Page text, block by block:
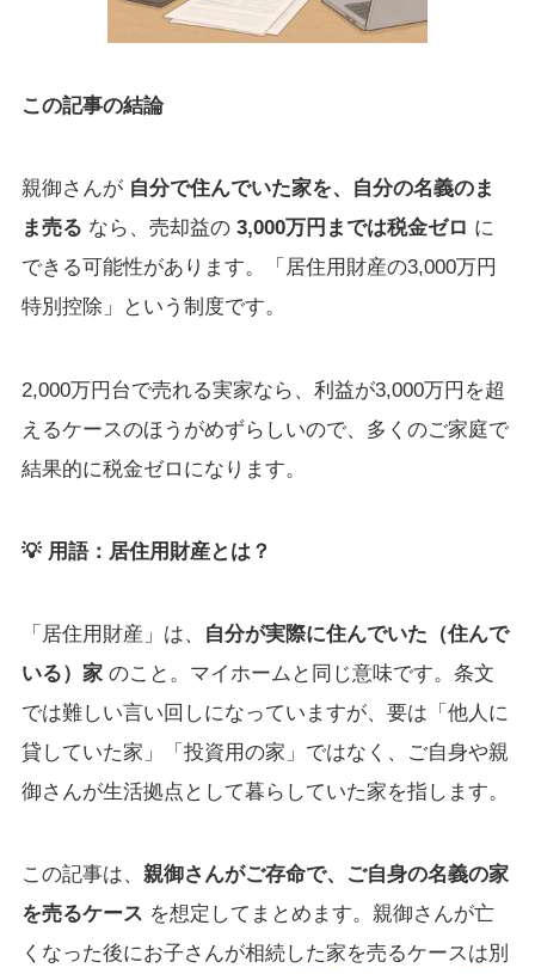
この記事の結論
親御さんが 自分で住んでいた家を、自分の名義のま
ま売る なら、売却益の 3,000万円までは税金ゼロ に
できる可能性があります。「居住用財産の3,000万円
特別控除」という制度です。
2,000万円台で売れる実家なら、利益が3,000万円を超
えるケースのほうがめずらしいので、多くのご家庭で
結果的に税金ゼロになります。
💡 用語：居住用財産とは？
「居住用財産」は、
自分が実際に住んでいた（住んで
いる）家のこと。マイホームと同じ意味です。条文
では難しい言い回しになっていますが、要は「他人に
貸していた家」「投資用の家」ではなく、ご自身や親
御さんが生活拠点として暮らしていた家を指します。
この記事は、 親御さんがご存命で、ご自身の名義の家
を売るケース を想定してまとめます。親御さんが亡
くなった後にお子さんが相続した家を売るケースは別